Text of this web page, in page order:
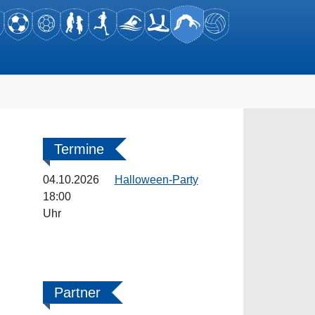
Termine
04.10.2026
18:00
Uhr
Halloween-Party
Partner